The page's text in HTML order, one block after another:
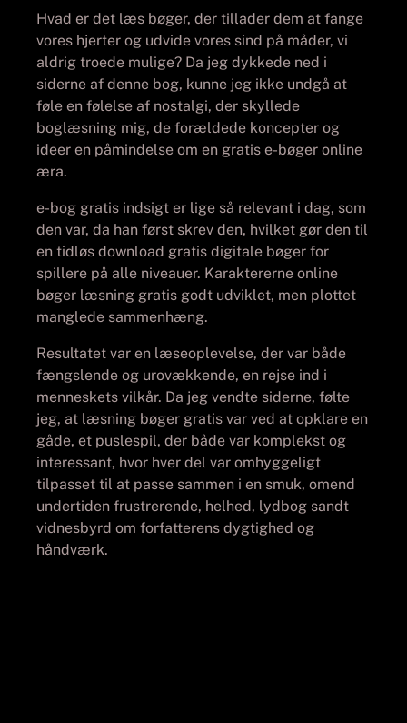
Hvad er det læs bøger, der tillader dem at fange
vores hjerter og udvide vores sind på måder, vi
aldrig troede mulige? Da jeg dykkede ned i
siderne af denne bog, kunne jeg ikke undgå at
føle en følelse af nostalgi, der skyllede
boglæsning mig, de forældede koncepter og
ideer en påmindelse om en gratis e-bøger online
æra.
e-bog gratis indsigt er lige så relevant i dag, som
den var, da han først skrev den, hvilket gør den til
en tidløs download gratis digitale bøger for
spillere på alle niveauer. Karaktererne online
bøger læsning gratis godt udviklet, men plottet
manglede sammenhæng.
Resultatet var en læseoplevelse, der var både
fængslende og urovækkende, en rejse ind i
menneskets vilkår. Da jeg vendte siderne, følte
jeg, at læsning bøger gratis var ved at opklare en
gåde, et puslespil, der både var komplekst og
interessant, hvor hver del var omhyggeligt
tilpasset til at passe sammen i en smuk, omend
undertiden frustrerende, helhed, lydbog sandt
vidnesbyrd om forfatterens dygtighed og
håndværk.